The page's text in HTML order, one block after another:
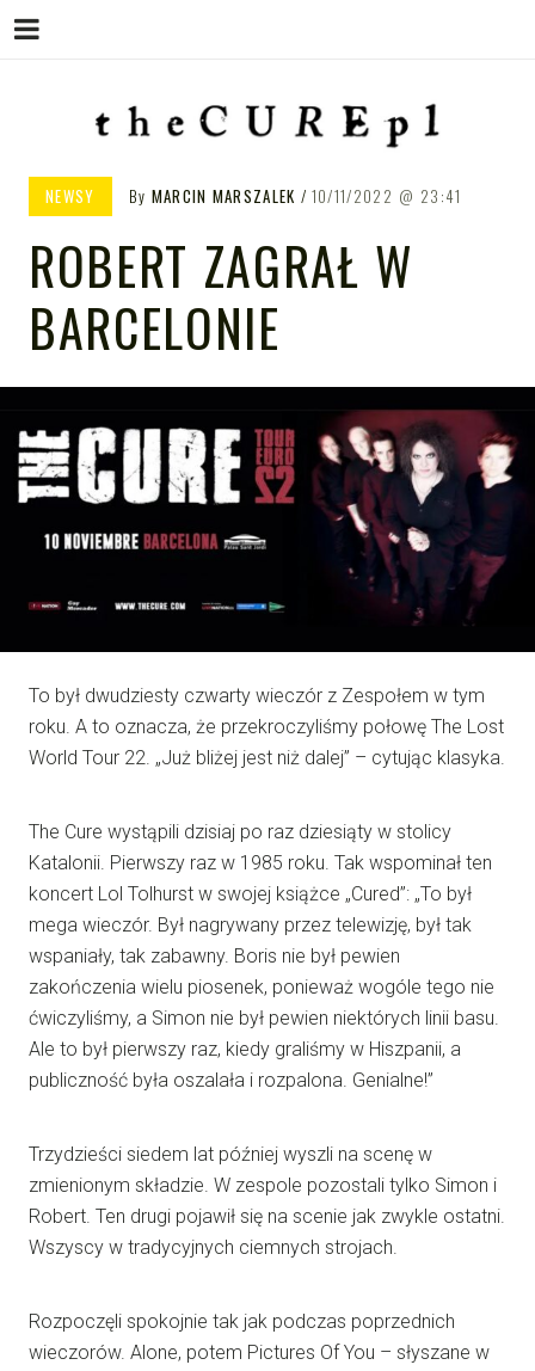
THE CURE PL – POLSKA
STRONA FANÓW ZESPOŁU THE
CURE
NEWSY By MARCIN MARSZALEK 10/11/2022 23:41
ROBERT ZAGRAŁ W
BARCELONIE
To był dwudziesty czwarty wieczór z Zespołem w tym
roku. A to oznacza, że przekroczyliśmy połowę The Lost
World Tour 22. „Już bliżej jest niż dalej” – cytując klasyka.
The Cure wystąpili dzisiaj po raz dziesiąty w stolicy
Katalonii. Pierwszy raz w 1985 roku. Tak wspominał ten
koncert Lol Tolhurst w swojej książce „Cured”: „To był
mega wieczór. Był nagrywany przez telewizję, był tak
wspaniały, tak zabawny. Boris nie był pewien
zakończenia wielu piosenek, ponieważ wogóle tego nie
ćwiczyliśmy, a Simon nie był pewien niektórych linii basu.
Ale to był pierwszy raz, kiedy graliśmy w Hiszpanii, a
publiczność była oszalała i rozpalona. Genialne!”
Trzydzieści siedem lat później wyszli na scenę w
zmienionym składzie. W zespole pozostali tylko Simon i
Robert. Ten drugi pojawił się na scenie jak zwykle ostatni.
Wszyscy w tradycyjnych ciemnych strojach.
Rozpoczęli spokojnie tak jak podczas poprzednich
wieczorów. Alone, potem Pictures Of You – słyszane w
Menu